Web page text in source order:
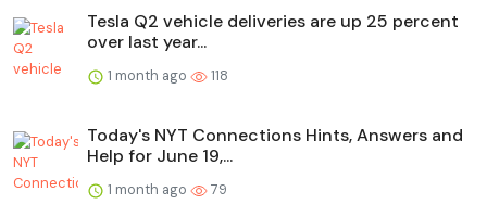
Tesla Q2 vehicle deliveries are up 25 percent
over last year...
1 month ago 118
Today's NYT Connections Hints, Answers and
Help for June 19,...
1 month ago 79